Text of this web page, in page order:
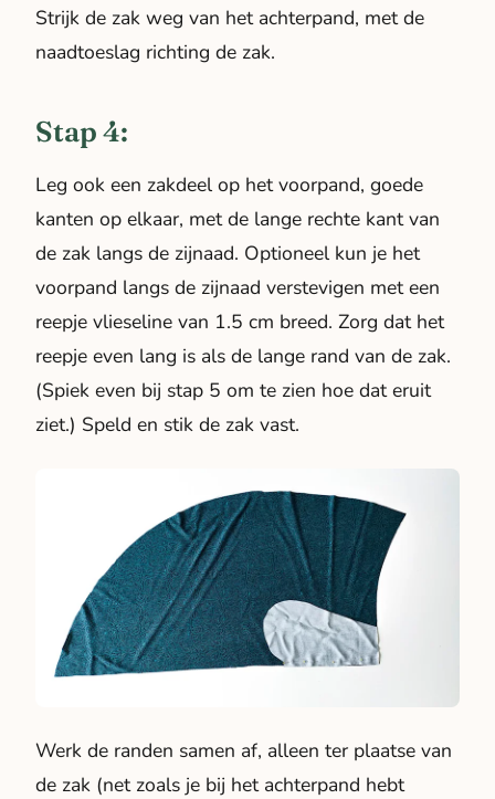
Strijk de zak weg van het achterpand, met de
naadtoeslag richting de zak.
Stap 4:
Leg ook een zakdeel op het voorpand, goede
kanten op elkaar, met de lange rechte kant van
de zak langs de zijnaad. Optioneel kun je het
voorpand langs de zijnaad verstevigen met een
reepje vlieseline van 1.5 cm breed. Zorg dat het
reepje even lang is als de lange rand van de zak.
(Spiek even bij stap 5 om te zien hoe dat eruit
ziet.) Speld en stik de zak vast.
Werk de randen samen af, alleen ter plaatse van
de zak (net zoals je bij het achterpand hebt